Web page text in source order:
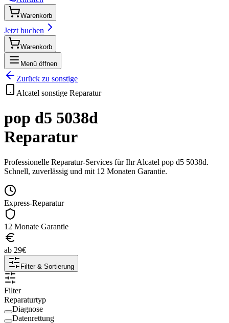
Warenkorb
Jetzt buchen
Warenkorb
Menü öffnen
Zurück zu sonstige
Alcatel sonstige Reparatur
pop d5 5038d
Reparatur
Professionelle Reparatur-Services für IhrAlcatel pop d5 5038d.
Schnell, zuverlässig und mit 12 Monaten Garantie.
Express-Reparatur
12 Monate Garantie
ab 29€
Filter & Sortierung
Filter
Reparaturtyp
Diagnose
Datenrettung